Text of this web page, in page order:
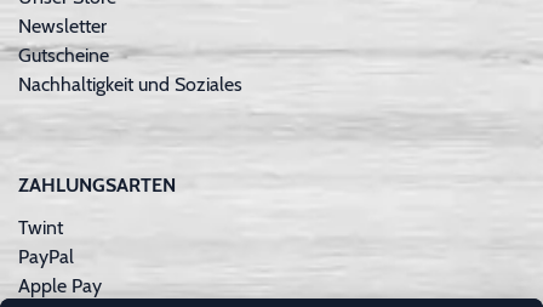
Newsletter
Gutscheine
Nachhaltigkeit und Soziales
ZAHLUNGSARTEN
Twint
PayPal
Apple Pay